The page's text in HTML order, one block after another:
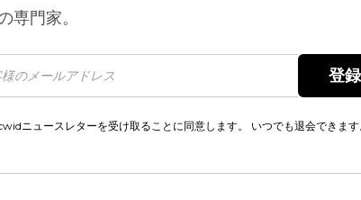
専門家。
ニュースレターを受け取ることに同意します。 いつでも退会できます